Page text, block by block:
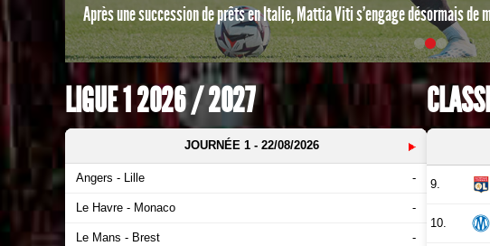
Après une succession de prêts en Italie, Mattia Viti s’engage désormais de
LIGUE 1 2026 / 2027
JOURNÉE 1- 22/08/2026
Angers - Lille -
Le Havre - Monaco -
Le Mans - Brest -
9.
10.